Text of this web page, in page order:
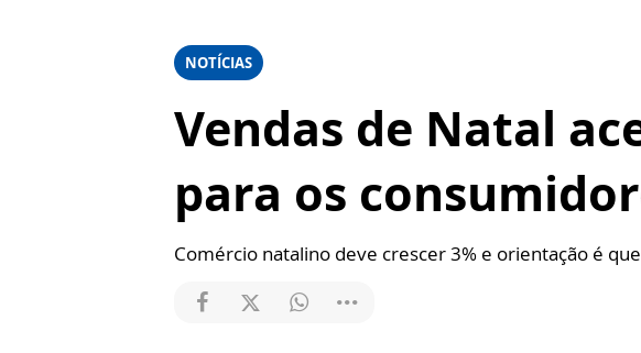
NOTÍCIAS
Vendas de Natal
para os
Comércio natalino deve crescer 3% e orientação é